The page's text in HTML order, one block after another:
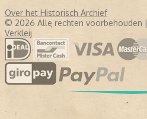
Over het Historisch Archief
© 2026 Alle rechten voorbehouden |
Verkleij